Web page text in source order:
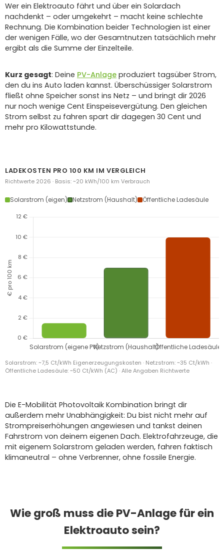
Wer ein Elektroauto fährt und über ein Solardach
nachdenkt – oder umgekehrt – macht keine schlechte
Rechnung. Die Kombination beider Technologien ist einer
der wenigen Fälle, wo der Gesamtnutzen tatsächlich mehr
ergibt als die Summe der Einzelteile.
Kurz gesagt: Deine PV-Anlage produziert tagsüber Strom,
den du ins Auto laden kannst. Überschüssiger Solarstrom
fließt ohne Speicher sonst ins Netz – und bringt dir 2026
nur noch wenige Cent Einspeisevergütung. Den gleichen
Strom selbst zu fahren spart dir dagegen 30 Cent und
mehr pro Kilowattstunde.
LADEKOSTEN PRO 100 KM IM VERGLEICH
Richtwerte 2026 · Basis: ~20 kWh/100 km Verbrauch
Solarstrom (eigen) Netzstrom (Haushalt) Öffentliche Ladesäule
Solarstrom: ~7,5 Ct/kWh Eigenerzeugungs­kosten · Netzstrom: ~35 Ct/kWh ·
Öffentliche Ladesäule: ~50 Ct/kWh (AC) · Alle Angaben Richtwerte
Die E-Mobilität Photovoltaik Kombination bringt dir
außerdem mehr Unabhängigkeit: Du bist nicht mehr auf
Strompreiserhöhungen angewiesen und tankst deinen
Fahrstrom von deinem eigenen Dach. Elektrofahrzeuge, die
mit eigenem Solarstrom geladen werden, fahren faktisch
klimaneutral – ohne Verbrenner, ohne fossile Energie.
Wie groß muss die PV-Anlage für ein
Elektroauto sein?